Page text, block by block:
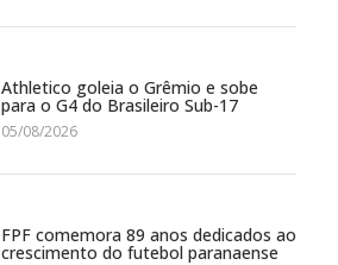
Athletico goleia o Grêmio e sobe
para o G4 do Brasileiro Sub-17
05/08/2026
FPF comemora 89 anos dedicados ao
crescimento do futebol paranaense